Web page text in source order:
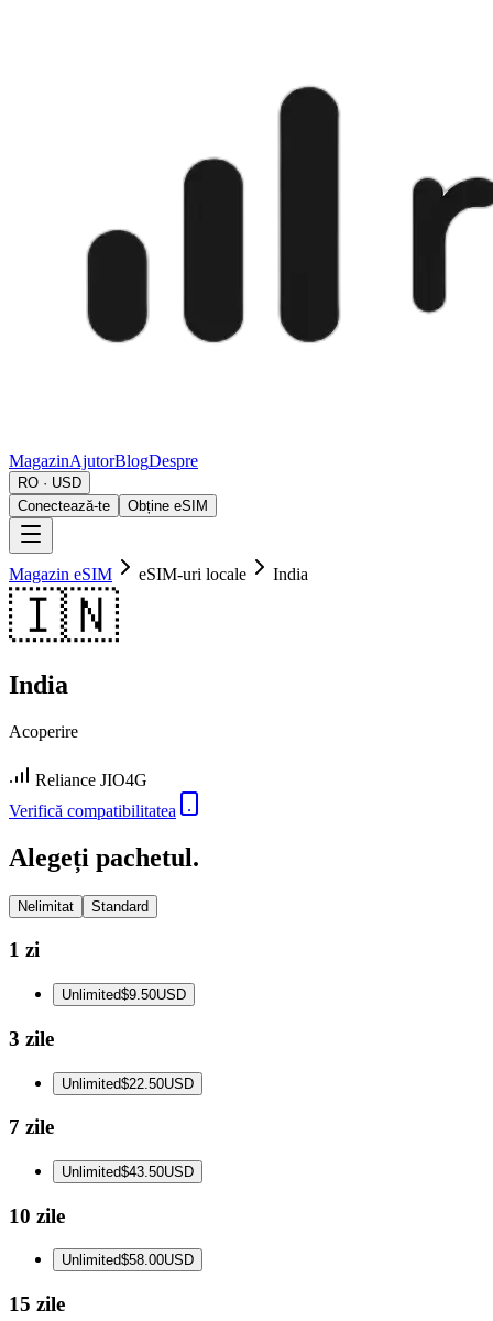
MagazinAjutorBlogDespre
RO · USD
Conectează-te
Obține eSIM
Magazin eSIM eSIM-uri locale India
🇮🇳
India
Acoperire
Reliance JIO4G
Verifică compatibilitatea
Alegeți pachetul.
Nelimitat Standard
1 zi
Unlimited$9.50USD
3 zile
Unlimited$22.50USD
7 zile
Unlimited$43.50USD
10 zile
Unlimited$58.00USD
15 zile